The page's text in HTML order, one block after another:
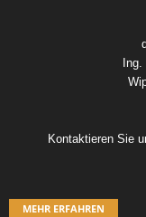
Kontaktieren Sie
MEHR ERFAHREN